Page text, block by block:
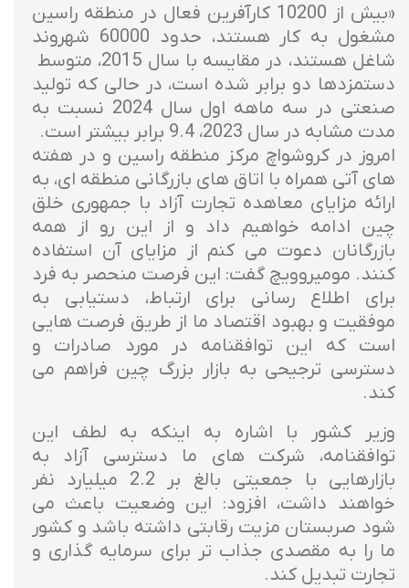
«بیش از 10200 کارآفرین فعال در منطقه راسین
مشغول به کار هستند، حدود 60000 شهروند
شاغل هستند، در مقایسه با سال 2015، متوسط ​​
دستمزدها دو برابر شده است، در حالی که تولید
صنعتی در سه ماهه اول سال 2024 نسبت به
مدت مشابه در سال 2023، 9.4 برابر بیشتر است.
امروز در کروشواچ مرکز منطقه راسین و در هفته
های آتی همراه با اتاق های بازرگانی منطقه ای، به
ارائه مزایای معاهده تجارت آزاد با جمهوری خلق
چین ادامه خواهیم داد و از این رو از همه
بازرگانان دعوت می کنم از مزایای آن استفاده
کنند. مومیروویچ گفت: این فرصت منحصر به فرد
برای اطلاع رسانی برای ارتباط، دستیابی به
موفقیت و بهبود اقتصاد ما از طریق فرصت هایی
است که این توافقنامه در مورد صادرات و
دسترسی ترجیحی به بازار بزرگ چین فراهم می
کند.
وزیر کشور با اشاره به اینکه به لطف این
توافقنامه، شرکت های ما دسترسی آزاد به
بازارهایی با جمعیتی بالغ بر 2.2 میلیارد نفر
خواهند داشت، افزود: این وضعیت باعث می
شود صربستان مزیت رقابتی داشته باشد و کشور
ما را به مقصدی جذاب تر برای سرمایه گذاری و
تجارت تبدیل کند.